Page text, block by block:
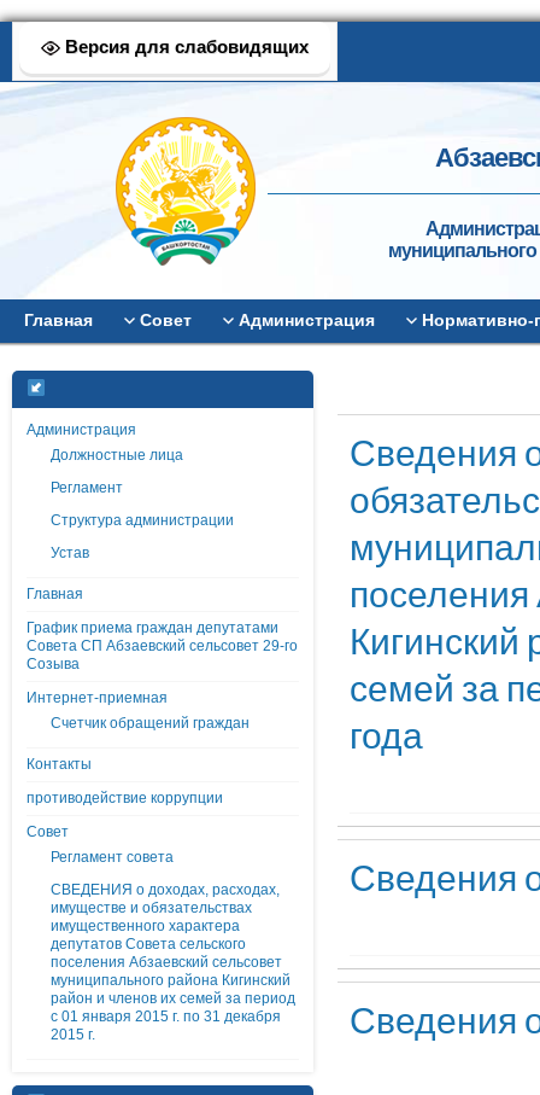
Версия для слабовидящих
муниципального
Главная Совет Администрация
Администрация
Должностные лица
Регламент
Структура администрации
Устав
Главная
График приема граждан депутатами
Совета СП Абзаевский сельсовет 29-го
Созыва
Интернет-приемная
Счетчик обращений граждан
Контакты
противодействие коррупции
Совет
Регламент совета
СВЕДЕНИЯ о доходах, расходах,
имуществе и обязательствах
имущественного характера
депутатов Совета сельского
поселения Абзаевский сельсовет
муниципального района Кигинский
район и членов их семей за период
с 01 января 2015 г. по 31 декабря
2015 г.
Сведения
Кигинский
семей за
года
Сведения
Сведения